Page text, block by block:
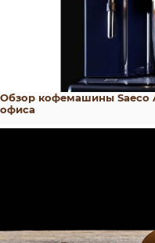
Обзор кофемашины Saeco
офиса